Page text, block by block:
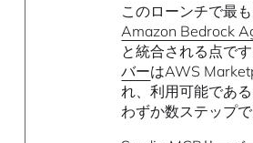
このローンチで最
Amazon Bedrock
と統合される点です
バーはAWS
れ、利用可能であ
わずか数ステップで